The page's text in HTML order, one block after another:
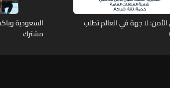
لا جهة في العالم تطلب
السعودية
مشترك